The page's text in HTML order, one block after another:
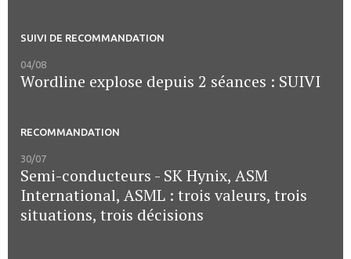
SUIVI DE RECOMMANDATION
04/08
Wordline explose depuis 2 séances : SUIVI
RECOMMANDATION
30/07
Semi-conducteurs - SK Hynix, ASM
International, ASML : trois valeurs, trois
situations, trois décisions